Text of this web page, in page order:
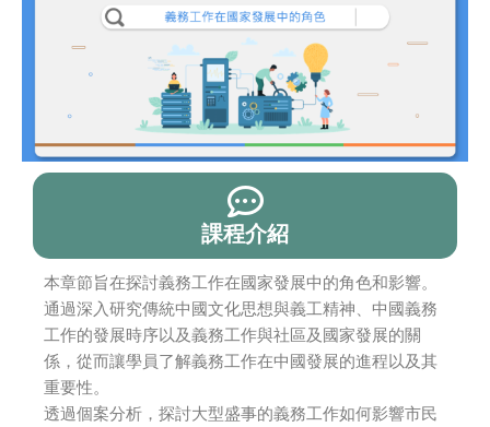
課程介紹
本章節旨在探討義務工作在國家發展中的角色和影響。
通過深入研究傳統中國文化思想與義工精神、中國義務
工作的發展時序以及義務工作與社區及國家發展的關
係，從而讓學員了解義務工作在中國發展的進程以及其
重要性。
透過個案分析，探討大型盛事的義務工作如何影響市民